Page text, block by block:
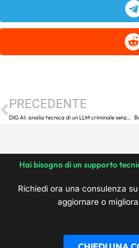
PRECEDENTE
Hai bisogno di un supporto
Richiedi ora una consulenza
aggiornare o